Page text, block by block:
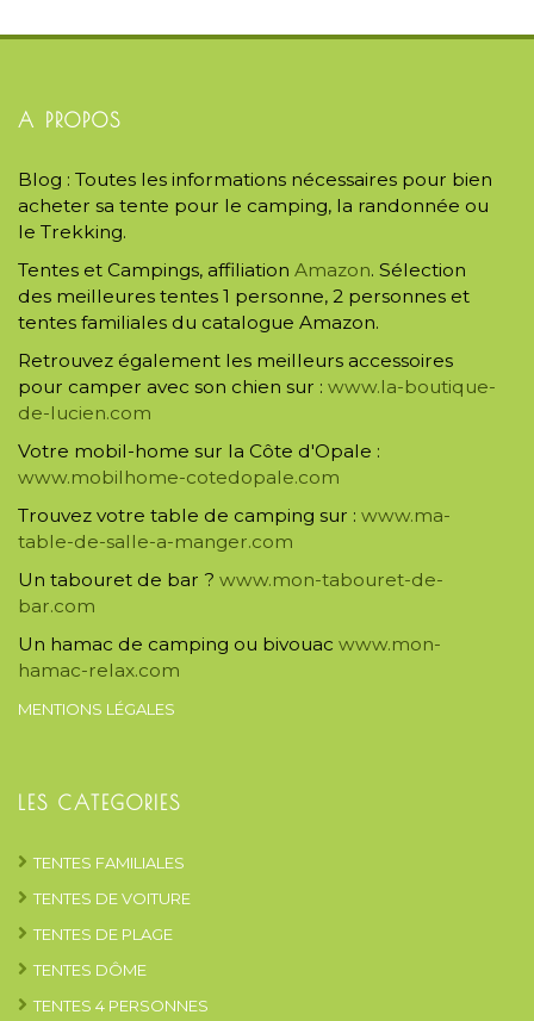
A PROPOS
Blog : Toutes les informations nécessaires pour bien
acheter sa tente pour le camping, la randonnée ou
le Trekking.
Tentes et Campings, affiliation Amazon. Sélection
des meilleures tentes 1 personne, 2 personnes et
tentes familiales du catalogue Amazon.
Retrouvez également les meilleurs accessoires
pour camper avec son chien sur : www.la-boutique-
de-lucien.com
Votre mobil-home sur la Côte d'Opale :
www.mobilhome-cotedopale.com
Trouvez votre table de camping sur : www.ma-
table-de-salle-a-manger.com
Un tabouret de bar ? www.mon-tabouret-de-
bar.com
Un hamac de camping ou bivouac www.mon-
hamac-relax.com
MENTIONS LÉGALES
LES CATEGORIES
TENTES FAMILIALES
TENTES DE VOITURE
TENTES DE PLAGE
TENTES DÔME
TENTES 4 PERSONNES